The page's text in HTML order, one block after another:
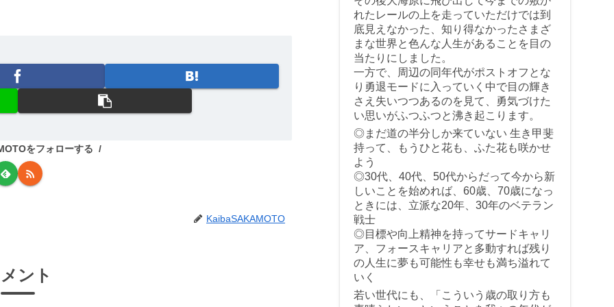
をフォローする
KaibaSAKAMOTO
ント
れたレールの上を走っていただけでは到
底見えなかった、知り得なかったさまざ
まな世界と色んな人生があることを目の
当たりにしました。
一方で、周辺の同年代がポストオフとな
り勇退モードに入っていく中で目の輝き
さえ失いつつあるのを見て、勇気づけた
い思いがふつふつと沸き起こります。
◎まだ道の半分しか来ていない 生き甲斐
持って、もうひと花も、ふた花も咲かせ
よう
◎30代、40代、50代からだって今から新
しいことを始めれば、60歳、70歳になっ
ときには、立派な20年、30年のベテラン
戦士
◎目標や向上精神を持ってサードキャリ
ア、フォースキャリアと多動すれば残り
の人生に夢も可能性も幸せも満ち溢れて
いく
若い世代にも、「こういう歳の取り方も